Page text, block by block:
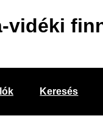
vidéki
Keresés